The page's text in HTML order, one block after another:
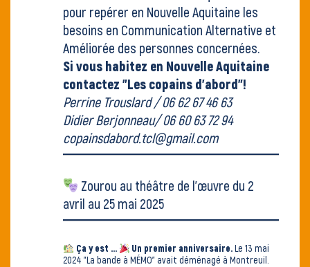
pour repérer en Nouvelle Aquitaine les
besoins en Communication Alternative et
Améliorée des personnes concernées.
Si vous habitez en Nouvelle Aquitaine
contactez "Les copains d'abord"!
Perrine Trouslard / 06 62 67 46 63
Didier Berjonneau/ 06 60 63 72 94
copainsdabord.tcl@gmail.com
Zourou au théâtre de l'œuvre du 2
avril au 25 mai 2025
Ça y est ... Un premier anniversaire.Le 13 mai
2024 "La bande à MÉMO" avait déménagé à Montreuil.